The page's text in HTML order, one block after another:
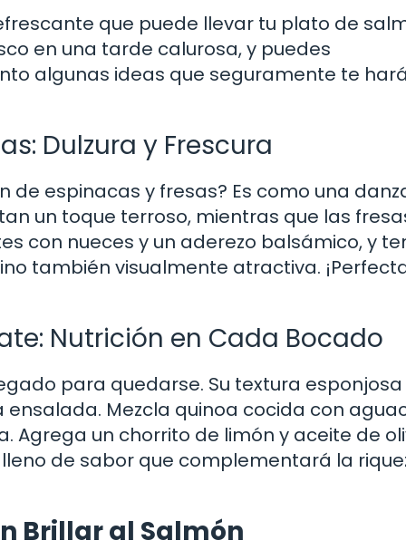
que puede llevar tu plato de
en una tarde calurosa, y puedes
algunas ideas que seguramente te
Dulzura y Frescura
espinacas y fresas? Es como una
un toque terroso, mientras que las
con nueces y un aderezo balsámico, y
también visualmente atractiva.
Nutrición en Cada Bocado
para quedarse. Su textura esponjosa
Mezcla quinoa cocida con
Agrega un chorrito de limón y aceite de
de sabor que complementará la
Brillar al Salmón